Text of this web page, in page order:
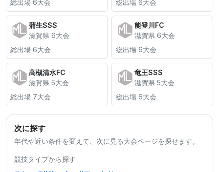
総出場 6大会 総出場 6大会
蒲生SSS
滋賀県 6大会
総出場 6大会
能登川FC
滋賀県 6大会
総出場 6大会
高槻清水FC
滋賀県 5大会
総出場 7大会
竜王SSS
滋賀県 5大会
総出場 6大会
次に探す
年代や近い条件を変えて、次に見る大会ページを探せます。
競技タイプから探す